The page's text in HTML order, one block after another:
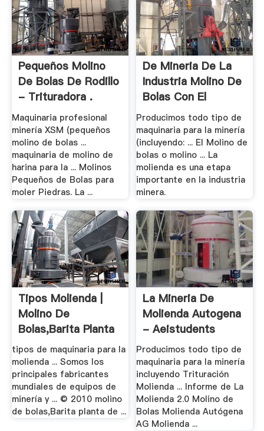
Pequeños Molino
De Bolas De Rodillo
- Trituradora .
Maquinaria profesional
minería XSM (pequeños
molino de bolas ...
maquinaria de molino de
harina para la ... Molinos
Pequeños de Bolas para
moler Piedras. La ...
De Mineria De La
Industria Molino De
Bolas Con El
Producimos todo tipo de
maquinaria para la minería
(incluyendo: ... El Molino de
bolas o molino ... La
molienda es una etapa
importante en la industria
minera.
Tipos Molienda |
Molino De
Bolas,Barita Planta
De ...
tipos de maquinaria para la
molienda ... Somos los
principales fabricantes
mundiales de equipos de
minería y ... © 2010 molino
de bolas,Barita planta de ...
La Mineria De
Molienda Autogena
- Aeistudents
Producimos todo tipo de
maquinaria para la minería
incluyendo Trituración
Molienda ... Informe de La
Molienda 2.0 Molino de
Bolas Molienda Autógena
AG Molienda ...